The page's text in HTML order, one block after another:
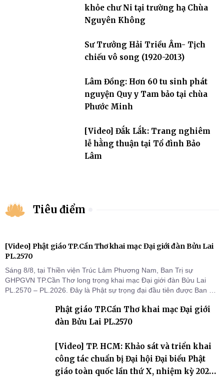
khỏe chư Ni tại trường hạ Chùa
Nguyên Không
Sư Trưởng Hải Triều Âm- Tịch
chiếu vô song (1920-2013)
Lâm Đồng: Hơn 60 tu sinh phát
nguyện Quy y Tam bảo tại chùa
Phước Minh
[Video] Đắk Lắk: Trang nghiêm
lễ hằng thuận tại Tổ đình Bảo
Lâm
Tiêu điểm
[Video] Phật giáo TP.Cần Thơ khai mạc Đại giới đàn Bửu Lai
PL.2570
Sáng 8/8, tại Thiền viện Trúc Lâm Phương Nam, Ban Trị sự
GHPGVN TP.Cần Thơ long trọng khai mạc Đại giới đàn Bửu Lai
PL.2570 – PL.2026. Đây là Phật sự trọng đại đầu tiên được Ban Trị
thứ I, thể hiện sự quan tâm đối với công tác truyền giới, đào tạo
Tăng tài và tiếp nối mạng mạch Tăng-g
Phật giáo TP.Cần Thơ khai mạc Đại giới
đàn Bửu Lai PL.2570
[Video] TP. HCM: Khảo sát và triển khai
công tác chuẩn bị Đại hội Đại biểu Phật
giáo toàn quốc lần thứ X, nhiệm kỳ 2026-